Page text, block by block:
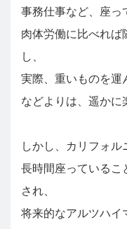
事務仕事など、座っ
肉体労働に比べれば
し、
実際、重いものを運
などよりは、遥かに
しかし、カリフォル
長時間座っているこ
され、
将来的なアルツハイ